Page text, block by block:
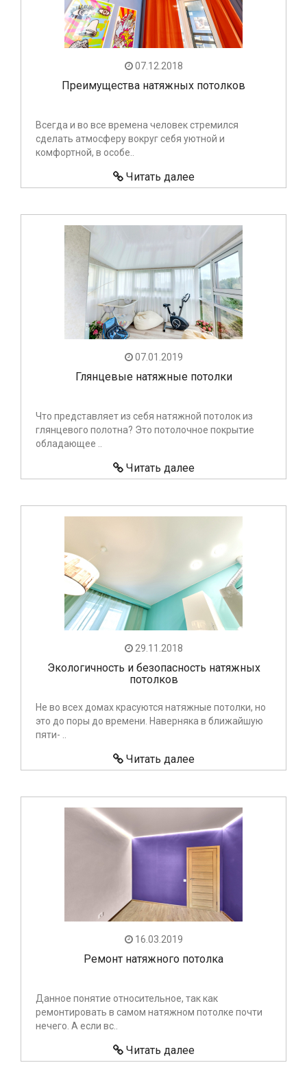
07.12.2018
Преимущества натяжных потолков
Всегда и во все времена человек стремился
сделать атмосферу вокруг себя уютной и
комфортной, в особе..
Читать далее
07.01.2019
Глянцевые натяжные потолки
Что представляет из себя натяжной потолок из
глянцевого полотна? Это потолочное покрытие
обладающее ..
Читать далее
29.11.2018
Экологичность и безопасность натяжных
потолков
Не во всех домах красуются натяжные потолки, но
это до поры до времени. Наверняка в ближайшую
пяти- ..
Читать далее
16.03.2019
Ремонт натяжного потолка
Данное понятие относительное, так как
ремонтировать в самом натяжном потолке почти
нечего. А если вс..
Читать далее